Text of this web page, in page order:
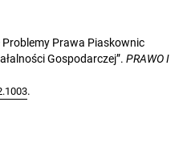
Prawa Piaskownic
Gospodarczej”. PRAWO I
.